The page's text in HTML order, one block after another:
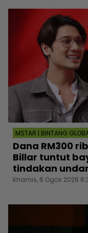
MSTAR | BINTANG
Dana RM300
Billar tuntut
tindakan
Khamis, 6 Ogos 2026